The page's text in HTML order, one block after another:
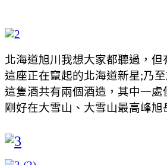
北海道旭川我想大家都聽過，
這座正在竄起的北海道新星;乃
這隻酒共有兩個酒造，其中一處
剛好在大雪山、大雪山最高峰